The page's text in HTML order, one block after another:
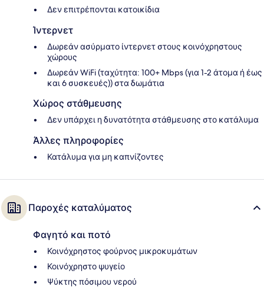
Δεν επιτρέπονται κατοικίδια
Ίντερνετ
Δωρεάν ασύρματο ίντερνετ στους κοινόχρηστους
χώρους
Δωρεάν WiFi (ταχύτητα: 100+ Mbps (για 1-2 άτομα ή έως
και 6 συσκευές)) στα δωμάτια
Χώρος στάθμευσης
Δεν υπάρχει η δυνατότητα στάθμευσης στο κατάλυμα
Άλλες πληροφορίες
Κατάλυμα για μη καπνίζοντες
Παροχές καταλύματος
Φαγητό και ποτό
Κοινόχρηστος φούρνος μικροκυμάτων
Κοινόχρηστο ψυγείο
Ψύκτης πόσιμου νερού